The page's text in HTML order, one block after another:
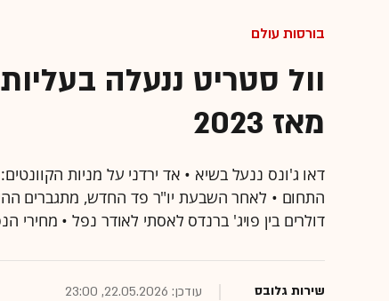
בורסות עולם
וול סטריט ננעלה
מאז 2023
דאו ג'ונס ננעל בשיא • אד ירדני על מניות
התחום • לאחר השבעת יו"ר פד החדש, מתגברים
דולרים בין פויג' ברנדס לאסתי לאודר נפל • מחירי
שירות גלובס עודכן: 22.05.2026, 23:00